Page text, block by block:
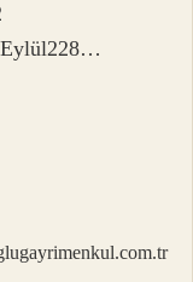
Eylül228…